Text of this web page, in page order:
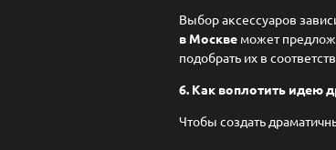
Выбор аксессуаров
в Москвеможет
подобрать их в
6. Как воплотить идею
Чтобы создать